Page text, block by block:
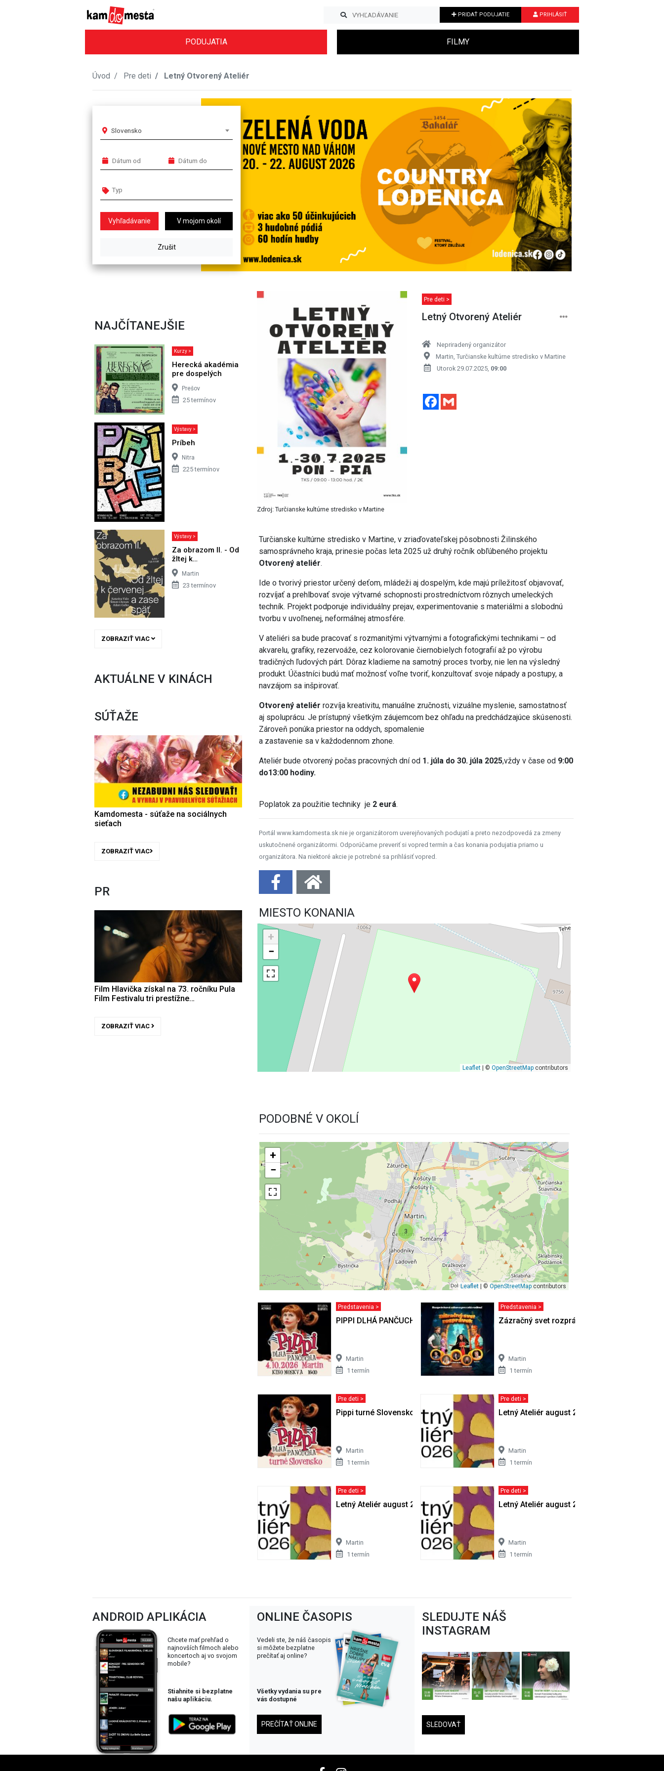
PRIDAŤ PODUJATIE PRIHLÁSIŤ
PODUJATIA FILMY
Úvod Pre deti Letný Otvorený Ateliér
Slovensko
V mojom okolí
Next
NAJČÍTANEJŠIE
Kurzy >
Herecká akadémia
pre dospelých
Prešov
25 termínov
Výstavy >
Príbeh
Nitra
225 termínov
Výstavy >
Za obrazom II. - Od
žltej k…
Martin
23 termínov
ZOBRAZIŤ VIAC
AKTUÁLNE V KINÁCH
SÚŤAŽE
Kamdomesta - súťaže na sociálnych
sieťach
ZOBRAZIŤ VIAC
PR
Film Hlavička získal na 73. ročníku Pula
Film Festivalu tri prestížne…
ZOBRAZIŤ VIAC
Zdroj: Turčianske kultúrne stredisko v Martine
Pre deti >
Letný Otvorený Ateliér
Nepriradený organizátor
Martin, Turčianske kultúrne stredisko v Martine
Utorok 29.07.2025, 09:00
Facebook
Turčianske kultúrne stredisko v Martine, v zriaďovateľskej pôsobnosti Žilinského
samosprávneho kraja, prinesie počas leta 2025 už druhý ročník obľúbeného projektu
Otvorený ateliér.
Ide o tvorivý priestor určený deťom, mládeži aj dospelým, kde majú príležitosť objavovať,
rozvíjať a prehlbovať svoje výtvarné schopnosti prostredníctvom rôznych umeleckých
techník. Projekt podporuje individuálny prejav, experimentovanie s materiálmi a slobodnú
tvorbu v uvoľnenej, neformálnej atmosfére.
V ateliéri sa bude pracovať s rozmanitými výtvarnými a fotografickými technikami – od
akvarelu, grafiky, rezervoáže, cez kolorovanie čiernobielych fotografií až po výrobu
tradičných ľudových párt. Dôraz kladieme na samotný proces tvorby, nie len na výsledný
produkt. Účastníci budú mať možnosť voľne tvoriť, konzultovať svoje nápady a postupy, a
navzájom sa inšpirovať.
Otvorený ateliér rozvíja kreativitu, manuálne zručnosti, vizuálne myslenie, samostatnosť
aj spoluprácu. Je prístupný všetkým záujemcom bez ohľadu na predchádzajúce skúsenosti.
Zároveň ponúka priestor na oddych, spomalenie
a zastavenie sa v každodennom zhone.
Ateliér bude otvorený počas pracovných dní od 1. júla do 30. júla 2025,vždy v čase od 9:00
do13:00 hodiny.
Poplatok za použitie techniky je 2 eurá.
Portál www.kamdomesta.sk nie je organizátorom uverejňovaných podujatí a preto nezodpovedá za zmeny
uskutočnené organizátormi. Odporúčame preveriť si vopred termín a čas konania podujatia priamo u
organizátora. Na niektoré akcie je potrebné sa prihlásiť vopred.
MIESTO KONANIA
+
−
Leaflet| © OpenStreetMapcontributors
PODOBNÉ V OKOLÍ
3
+
−
Leaflet | ©OpenStreetMap contributors
Predstavenia >
PIPPI DLHÁ PANČUCHA - Martin
Martin
1 termín
Predstavenia >
Zázračný svet rozprávok
Martin
1 termín
Pre deti >
Pippi turné Slovensko 2026
Martin
1 termín
Pre deti >
Letný Ateliér august 2026 - pondelok
Martin
1 termín
Pre deti >
Letný Ateliér august 2026 - utorok
Martin
1 termín
Pre deti >
Letný Ateliér august 2026 - streda
Martin
1 termín
ANDROID APLIKÁCIA
Chcete mať prehľad o
najnovších filmoch alebo
koncertoch aj vo svojom
mobile?
Stiahnite si bezplatne
našu aplikáciu.
ONLINE ČASOPIS
Vedeli ste, že náš časopis
si môžete bezplatne
prečítať aj online?
Všetky vydania su pre
vás dostupné
PREČÍTAŤ ONLINE
SLEDUJTE NÁŠ
INSTAGRAM
SLEDOVAŤ